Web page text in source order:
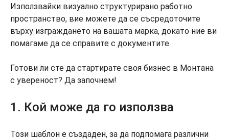
Използвайки визуално структурирано работно
пространство, вие можете да се съсредоточите
върху изграждането на вашата марка, докато ние ви
помагаме да се справите с документите.
Готови ли сте да стартирате своя бизнес в Монтана
с увереност? Да започнем!
1. Кой може да го използва
Този шаблон е създаден, за да подпомага различни